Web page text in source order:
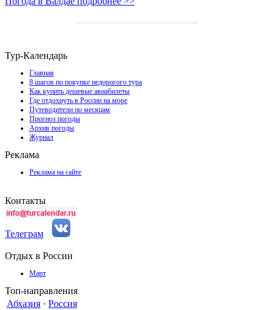
Тур-Календарь
Главная
8 шагов по покупке недорогого тура
Как купить дешевые авиабилеты
Где отдохнуть в России на море
Путеводители по месяцам
Прогноз погоды
Архив погоды
Журнал
Реклама
Реклама на сайте
Контакты
Телеграм
Отдых в России
Март
Топ-направления
Абхазия · Россия